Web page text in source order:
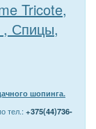
Tricote,
Спицы,
шопинга.
тел.: +375(44)736-